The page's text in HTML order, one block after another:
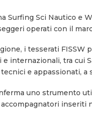
Surfing Sci Nautico e
operati con il
i tesserati
internazionali, tra cui
e appassionati,
uno strumento
inseriti